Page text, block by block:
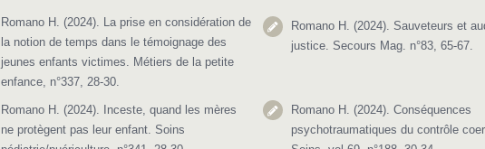
Romano H. (2024). La prise en considération de
la notion de temps dans le témoignage des
jeunes enfants victimes. Métiers de la petite
enfance, n°337, 28-30.
Romano H. (2024). Sauveteurs et
justice. Secours Mag. n°83, 65-67.
Romano H. (2024). Inceste, quand les mères
ne protègent pas leur enfant. Soins
Romano H. (2024). Conséquences
psychotraumatiques du contrôle